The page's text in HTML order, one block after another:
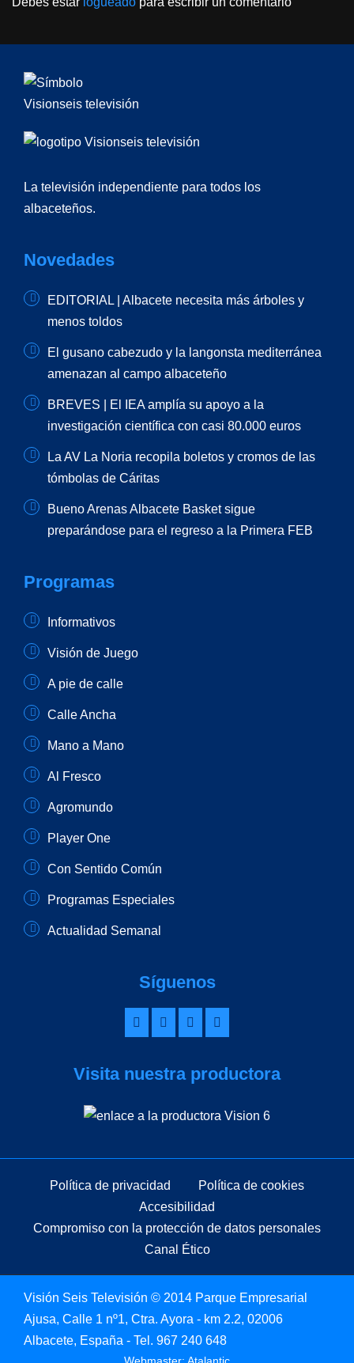
La televisión independiente para todos los
albaceteños.
Novedades
EDITORIAL | Albacete necesita más árboles y
menos toldos
El gusano cabezudo y la langonsta mediterránea
amenazan al campo albaceteño
BREVES | El IEA amplía su apoyo a la
investigación científica con casi 80.000 euros
La AV La Noria recopila boletos y cromos de las
tómbolas de Cáritas
Bueno Arenas Albacete Basket sigue
preparándose para el regreso a la Primera FEB
Programas
Informativos
Visión de Juego
A pie de calle
Calle Ancha
Mano a Mano
Al Fresco
Agromundo
Player One
Con Sentido Común
Programas Especiales
Actualidad Semanal
Síguenos
Visita nuestra productora
Política de privacidad
Política de cookies
Accesibilidad
Compromiso con la protección de datos personales
Canal Ético
Visión Seis Televisión © 2014 Parque Empresarial
Ajusa, Calle 1 nº1, Ctra. Ayora - km 2.2, 02006
Albacete, España - Tel. 967 240 648
Webmaster: Atalantic